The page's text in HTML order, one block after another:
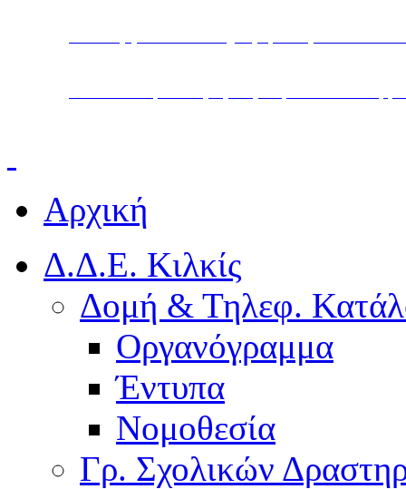
Αρχική
Δ.Δ.Ε. Κιλκίς
Δομή & Τηλεφ.
Οργανόγραμμα
Έντυπα
Νομοθεσία
Γρ. Σχολικών